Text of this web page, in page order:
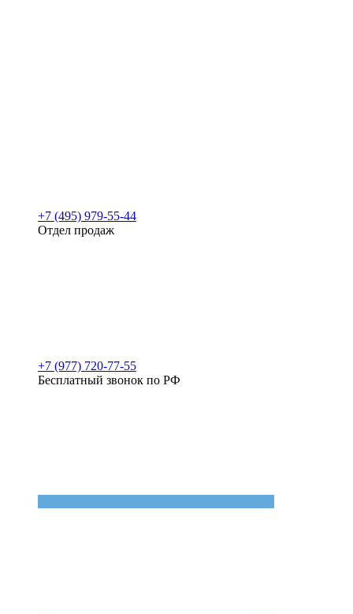
+7 (495) 979-55-44
Отдел продаж
+7 (977) 720-77-55
Бесплатный звонок по РФ